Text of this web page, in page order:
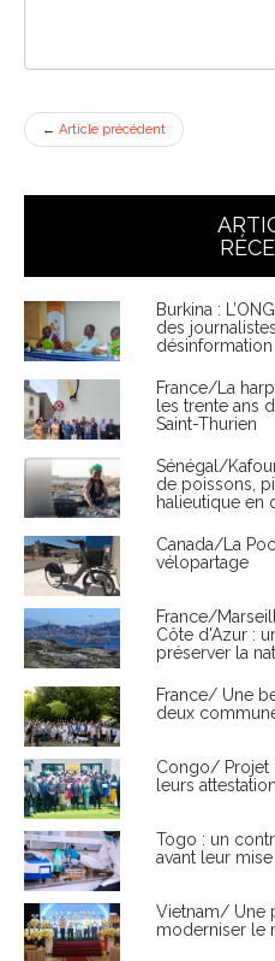
← Article précédent
Burkina :
des
désinformation
France/La
les trente ans
Saint-Thurien
Sénégal/
de poissons,
halieutique en
Canada/La
vélopartage
France/
Côte d'Azur :
préserver la
France/ Une
deux
Congo/ Projet
leurs
Togo : un
avant leur
Vietnam/ Une
moderniser le